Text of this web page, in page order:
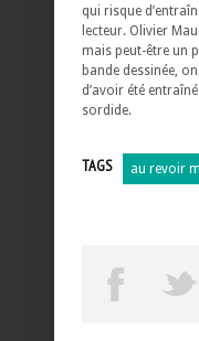
qui risque
lecteur. Olivier
mais peut-être un
bande dessinée,
d’avoir été
sordide.
TAGS au revoir